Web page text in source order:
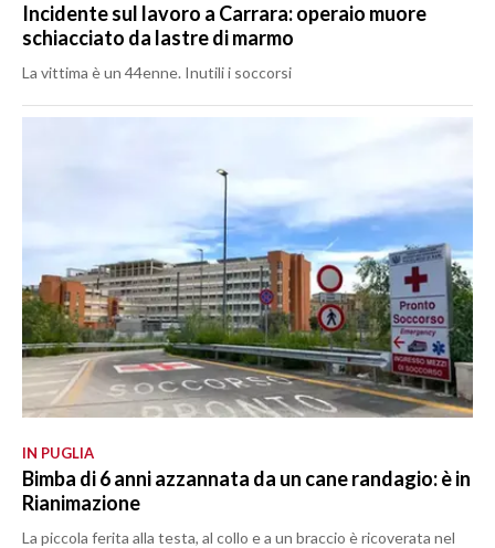
Incidente sul lavoro a Carrara: operaio muore
schiacciato da lastre di marmo
La vittima è un 44enne. Inutili i soccorsi
IN PUGLIA
Bimba di 6 anni azzannata da un cane randagio: è in
Rianimazione
La piccola ferita alla testa, al collo e a un braccio è ricoverata nel